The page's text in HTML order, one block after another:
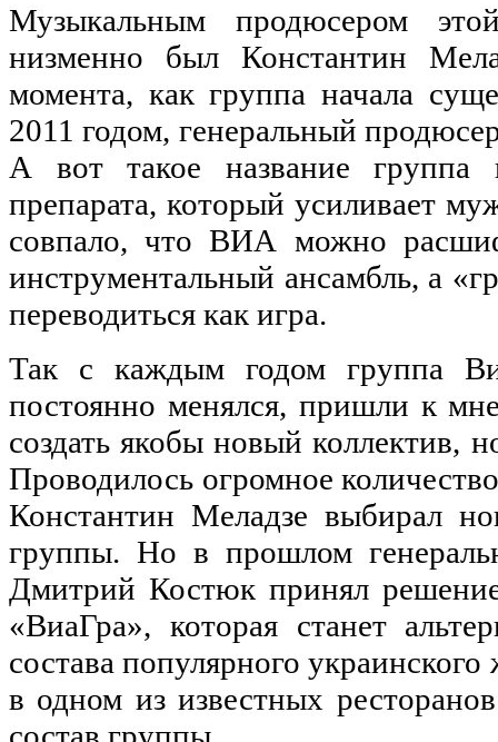
Музыкальным продюсером
низменно был Константин
момента, как группа начала
2011 годом, генеральный
А вот такое название группа
препарата, который усиливает
совпало, что ВИА можно
инструментальный ансамбль, а
переводиться как игра.
Так с каждым годом группа
постоянно менялся, пришли к
создать якобы новый коллектив,
Проводилось огромное
Константин Меладзе выбирал
группы. Но в прошлом
Дмитрий Костюк принял
«ВиаГра», которая станет
состава популярного
в одном из известных
состав группы.